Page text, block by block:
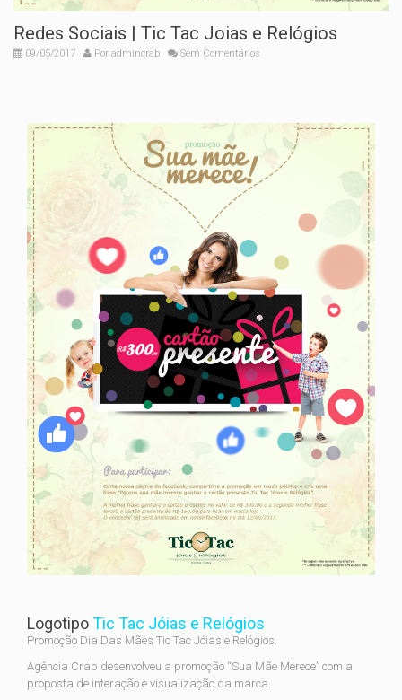
Redes Sociais | Tic Tac Joias e Relógios
09/05/2017 Por admincrab Sem Comentários
LogotipoTic Tac Jóias e Relógios
Promoção Dia Das Mães Tic Tac Jóias e Relógios.
Agência Crab desenvolveu a promoção “Sua Mãe Merece” com a
proposta de interação e visualização da marca.